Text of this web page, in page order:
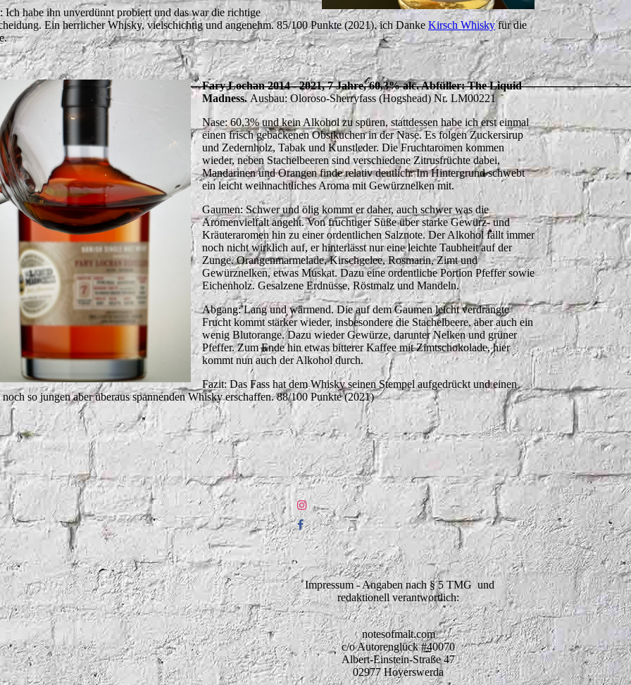
Ich habe ihn unverdünnt probiert und das war die richtige
Ein herrlicher Whisky, vielschichtig und angenehm. 85/100 Punkte (2021). ich Danke Kirsch Whiskyfür die
Fary Lochan 2014 - 2021, 7 Jahre, 60,3% alc. Abfüller: The Liquid
Madness.Ausbau: Oloroso-Sherryfass (Hogshead) Nr. LM00221
Nase: 60,3% und kein Alkohol zu spüren, stattdessen habe ich erst einmal
einen frisch gebackenen Obstkuchen in der Nase. Es folgen Zuckersirup
und Zedernholz, Tabak und Kunstleder. Die Fruchtaromen kommen
wieder, neben Stachelbeeren sind verschiedene Zitrusfrüchte dabei,
Mandarinen und Orangen finde relativ deutlich. Im Hintergrund schwebt
ein leicht weihnachtliches Aroma mit Gewürznelken mit.
Gaumen: Schwer und ölig kommt er daher, auch schwer was die
Aromenvielfalt angeht. Von fruchtiger Süße über starke Gewürz- und
Kräuteraromen hin zu einer ordentlichen Salznote. Der Alkohol fällt immer
noch nicht wirklich auf, er hinterlässt nur eine leichte Taubheit auf der
Zunge. Orangenmarmelade, Kirschgelee, Rosmarin, Zimt und
Gewürznelken, etwas Muskat. Dazu eine ordentliche Portion Pfeffer sowie
Eichenholz. Gesalzene Erdnüsse, Röstmalz und Mandeln.
Abgang: Lang und wärmend. Die auf dem Gaumen leicht verdrängte
Frucht kommt stärker wieder, insbesondere die Stachelbeere, aber auch ein
wenig Blutorange. Dazu wieder Gewürze, darunter Nelken und grüner
Pfeffer. Zum Ende hin etwas bitterer Kaffee mit Zimtschokolade, hier
kommt nun auch der Alkohol durch.
Fazit: Das Fass hat dem Whisky seinen Stempel aufgedrückt und einen
noch so jungen aber überaus spannenden Whisky erschaffen. 88/100 Punkte (2021)
Impressum - Angaben nach § 5 TMG und
redaktionell verantwortlich:
notesofmalt.com
c/o Autorenglück #40070
Albert-Einstein-Straße 47
02977 Hoyerswerda